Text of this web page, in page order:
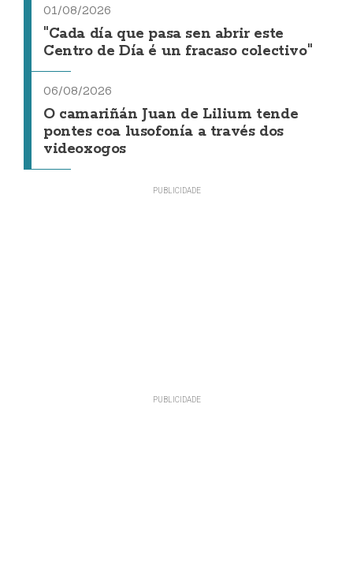
01/08/2026
"Cada día que pasa sen abrir este
Centro de Día é un fracaso colectivo"
06/08/2026
O camariñán Juan de Lilium tende
pontes coa lusofonía a través dos
videoxogos